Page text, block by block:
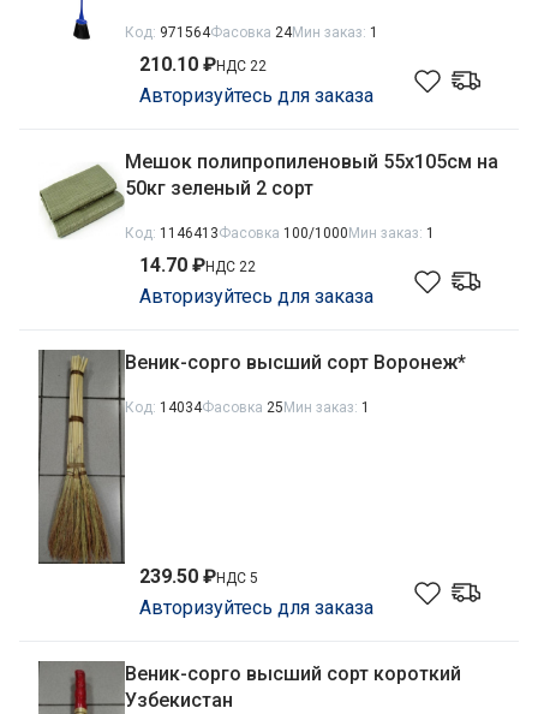
Код: 971564Фасовка 24Мин заказ: 1
210.10 ₽НДС 22
Авторизуйтесь для заказа
Мешок полипропиленовый 55х105см на
50кг зеленый 2 сорт
Код: 1146413Фасовка 100/1000Мин заказ: 1
14.70 ₽НДС 22
Авторизуйтесь для заказа
Веник-сорго высший сорт Воронеж*
Код: 14034Фасовка 25Мин заказ: 1
239.50 ₽НДС 5
Авторизуйтесь для заказа
Веник-сорго высший сорт короткий
Узбекистан